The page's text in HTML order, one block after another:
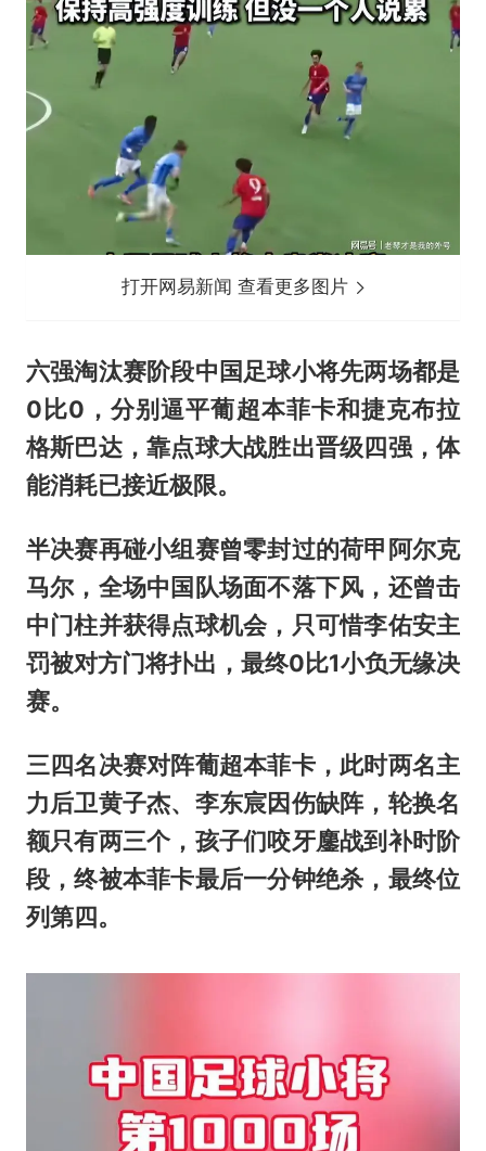
打开网易新闻 查看更多图片
六强淘汰赛阶段中国足球小将先两场都是
0比0，分别逼平葡超本菲卡和捷克布拉
格斯巴达，靠点球大战胜出晋级四强，体
能消耗已接近极限。
半决赛再碰小组赛曾零封过的荷甲阿尔克
马尔，全场中国队场面不落下风，还曾击
中门柱并获得点球机会，只可惜李佑安主
罚被对方门将扑出，最终0比1小负无缘决
赛。
三四名决赛对阵葡超本菲卡，此时两名主
力后卫黄子杰、李东宸因伤缺阵，轮换名
额只有两三个，孩子们咬牙鏖战到补时阶
段，终被本菲卡最后一分钟绝杀，最终位
列第四。